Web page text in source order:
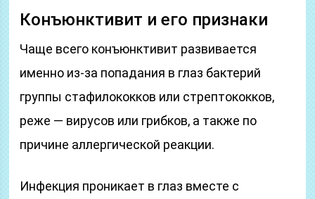
Конъюнктивит и его признаки
Чаще всего конъюнктивит развивается
именно из-за попадания в глаз бактерий
группы стафилококков или стрептококков,
реже — вирусов или грибков, а также по
причине аллергической реакции.
Инфекция проникает в глаз вместе с